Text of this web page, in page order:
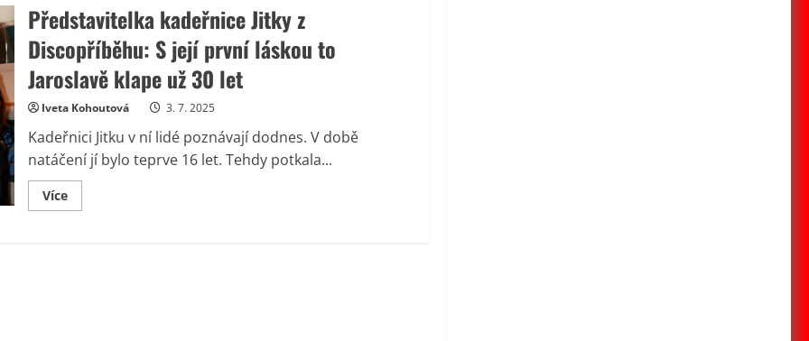
Představitelka kadeřnice Jitky z
Discopříběhu: S její první láskou to
Jaroslavě klape už 30 let
Iveta Kohoutová 3. 7. 2025
Kadeřnici Jitku v ní lidé poznávají dodnes. V době
natáčení jí bylo teprve 16 let. Tehdy potkala...
VíceRead
more